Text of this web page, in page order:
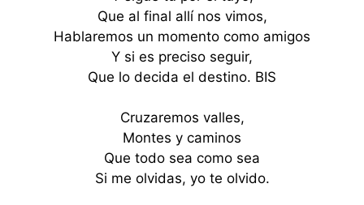
Que al final allí nos vimos,
Hablaremos un momento como amigos
Y si es preciso seguir,
Que lo decida el destino. BIS
Cruzaremos valles,
Montes y caminos
Que todo sea como sea
Si me olvidas, yo te olvido.